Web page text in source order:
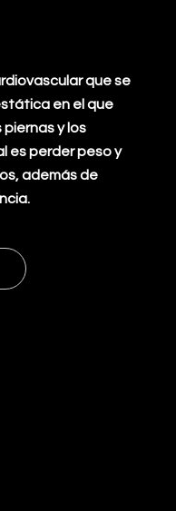
que se
en el que
y los
es perder peso y
además de